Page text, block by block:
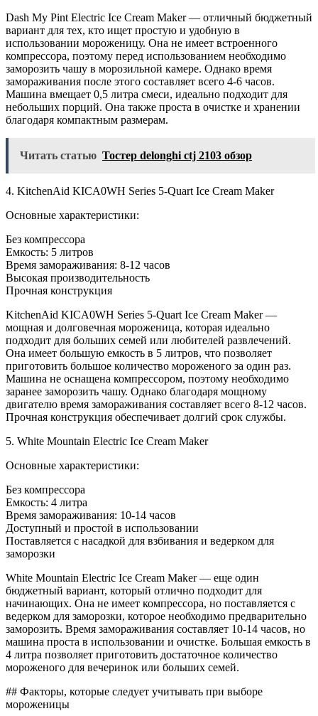
Dash My Pint Electric Ice Cream Maker — отличный бюджетный
вариант для тех, кто ищет простую и удобную в
использовании мороженицу. Она не имеет встроенного
компрессора, поэтому перед использованием необходимо
заморозить чашу в морозильной камере. Однако время
замораживания после этого составляет всего 4-6 часов.
Машина вмещает 0,5 литра смеси, идеально подходит для
небольших порций. Она также проста в очистке и хранении
благодаря компактным размерам.
Читать статью Тостер delonghi ctj 2103 обзор
4. KitchenAid KICA0WH Series 5-Quart Ice Cream Maker
Основные характеристики:
Без компрессора
Емкость: 5 литров
Время замораживания: 8-12 часов
Высокая производительность
Прочная конструкция
KitchenAid KICA0WH Series 5-Quart Ice Cream Maker —
мощная и долговечная мороженица, которая идеально
подходит для больших семей или любителей развлечений.
Она имеет большую емкость в 5 литров, что позволяет
приготовить большое количество мороженого за один раз.
Машина не оснащена компрессором, поэтому необходимо
заранее заморозить чашу. Однако благодаря мощному
двигателю время замораживания составляет всего 8-12 часов.
Прочная конструкция обеспечивает долгий срок службы.
5. White Mountain Electric Ice Cream Maker
Основные характеристики:
Без компрессора
Емкость: 4 литра
Время замораживания: 10-14 часов
Доступный и простой в использовании
Поставляется с насадкой для взбивания и ведерком для
заморозки
White Mountain Electric Ice Cream Maker — еще один
бюджетный вариант, который отлично подходит для
начинающих. Она не имеет компрессора, но поставляется с
ведерком для заморозки, которое необходимо предварительно
заморозить. Время замораживания составляет 10-14 часов, но
машина проста в использовании и очистке. Большая емкость в
4 литра позволяет приготовить достаточное количество
мороженого для вечеринок или больших семей.
## Факторы, которые следует учитывать при выборе
мороженицы